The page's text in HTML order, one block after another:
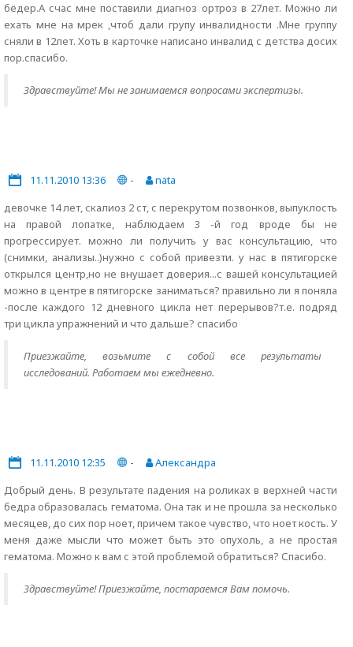
бёдер.А счас мне поставили диагноз ортроз в 27лет. Можно ли
ехать мне на мрек ,чтоб дали групу инвалидности .Мне группу
сняли в 12лет. Хоть в карточке написано инвалид с детства досих
пор.спасибо.
Здравствуйте! Мы не занимаемся вопросами экспертизы.
11.11.2010 13:36 -
nata
девочке 14 лет, скалиоз 2 ст, с перекрутом позвонков, выпуклость
на правой лопатке, наблюдаем 3 -й год вроде бы не
прогрессирует. можно ли получить у вас консультацию, что
(снимки, анализы..)нужно с собой привезти. у нас в пятигорске
открылся центр,но не внушает доверия...с вашей консультацией
можно в центре в пятигорске заниматься? правильно ли я поняла
-после каждого 12 дневного цикла нет перерывов?т.е. подряд
три цикла упражнений и что дальше? спасибо
Приезжайте, возьмите с собой все результаты
исследований. Работаем мы ежедневно.
11.11.2010 12:35 -
Александра
Добрый день. В результате падения на роликах в верхней части
бедра образовалась гематома. Она так и не прошла за несколько
месяцев, до сих пор ноет, причем такое чувство, что ноет кость. У
меня даже мысли что может быть это опухоль, а не простая
гематома. Можно к вам с этой проблемой обратиться? Спасибо.
Здравствуйте! Приезжайте, постараемся Вам помочь.